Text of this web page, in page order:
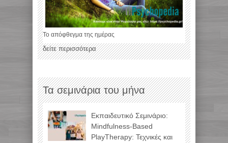
Το απόφθεγμα της ημέρας
δείτε περισσότερα
Τα σεμινάρια του μήνα
Εκπαιδευτικό Σεμινάριο:
Mindfulness-Based
PlayTherapy: Τεχνικές και